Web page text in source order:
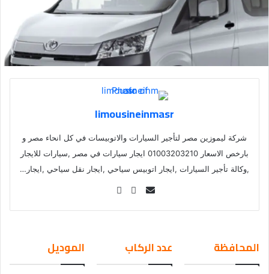
limousineinmasr
شركة ليموزين مصر لتأجير السيارات والاتوبيسات في كل انحاء مصر و
بارخص الاسعار 01003203210 ايجار سيارات في مصر ,سيارات للايجار
,وكالة تأجير السيارات ,ايجار اتوبيس سياحي ,ايجار نقل سياحي ,ايجار…
Se
ail
المحافظة عدد الركاب الموديل